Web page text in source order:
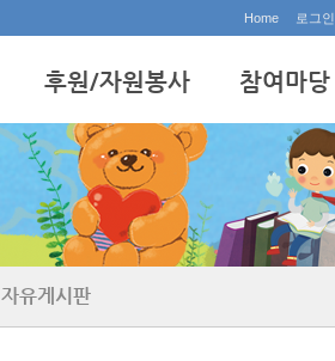
Home 로그인
후원/자원봉사
후원안내
자원봉사안내
참여마당
행사갤러리
홍보동영상
묻고답하기
자유게시판